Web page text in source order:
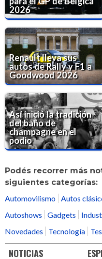
2026
Renault lleva sus
autos de Rally y F1 a
Goodwood 2026
Así inició la tradición
del baño de
champagne en el
podio
Podés recorrer más
siguientes categorías:
Automovilismo Autos
Autoshows
Gadgets
Novedades
Tecnología
NOTICIAS